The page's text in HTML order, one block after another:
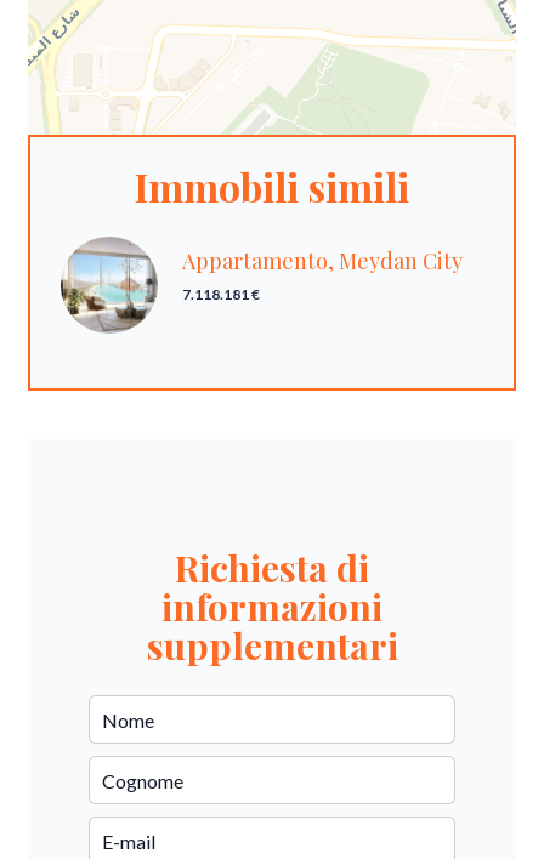
Immobili simili
Appartamento, Meydan City
7.118.181 €
Richiesta di
informazioni
supplementari